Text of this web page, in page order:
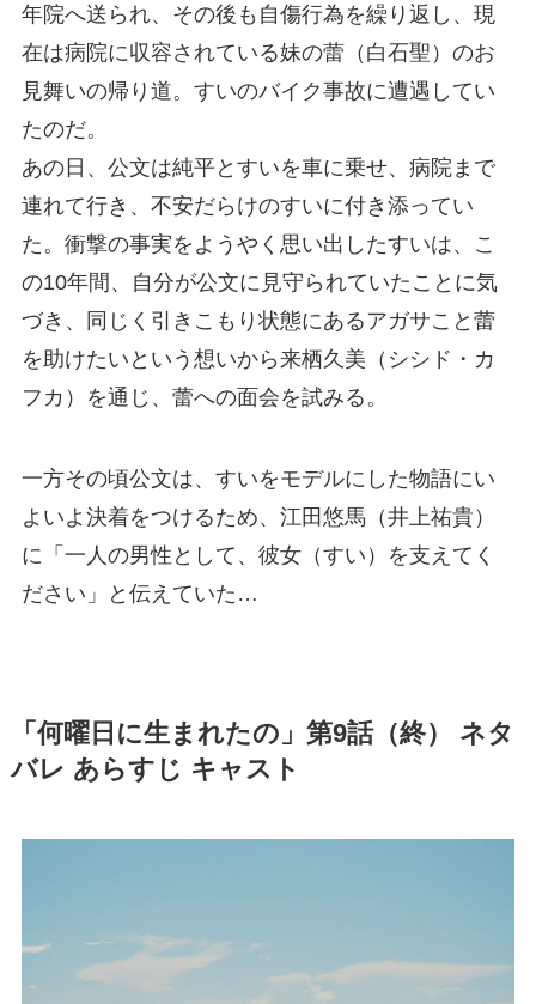
年院へ送られ、その後も自傷行為を繰り返し、現
在は病院に収容されている妹の蕾（白石聖）のお
見舞いの帰り道。すいのバイク事故に遭遇してい
たのだ。
あの日、公文は純平とすいを車に乗せ、病院まで
連れて行き、不安だらけのすいに付き添ってい
た。衝撃の事実をようやく思い出したすいは、こ
の10年間、自分が公文に見守られていたことに気
づき、同じく引きこもり状態にあるアガサこと蕾
を助けたいという想いから来栖久美（シシド・カ
フカ）を通じ、蕾への面会を試みる。
一方その頃公文は、すいをモデルにした物語にい
よいよ決着をつけるため、江田悠馬（井上祐貴）
に「一人の男性として、彼女（すい）を支えてく
ださい」と伝えていた…
「何曜日に生まれたの」第9話（終） ネタ
バレ あらすじ キャスト